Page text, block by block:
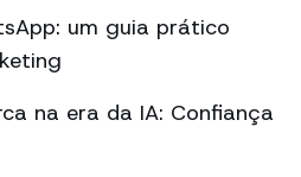
um guia prático
na era da IA: Confiança